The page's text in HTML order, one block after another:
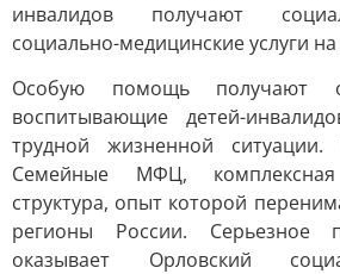
инвалидов получают
социально-медицинские услуги
Особую помощь получают
воспитывающие детей-
трудной жизненной
Семейные МФЦ,
структура, опыт которой
регионы России. Серьезное
оказывает Орловский